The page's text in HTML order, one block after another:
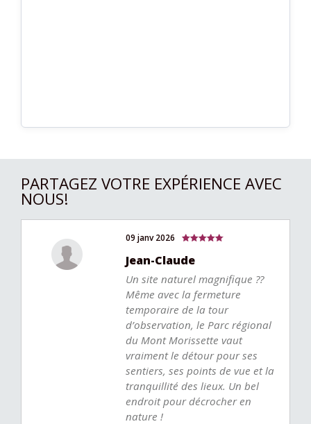
PARTAGEZ VOTRE EXPÉRIENCE AVEC
NOUS!
09 janv 2026
Jean-Claude
Un site naturel magnifique ??
Même avec la fermeture
temporaire de la tour
d’observation, le Parc régional
du Mont Morissette vaut
vraiment le détour pour ses
sentiers, ses points de vue et la
tranquillité des lieux. Un bel
endroit pour décrocher en
nature !